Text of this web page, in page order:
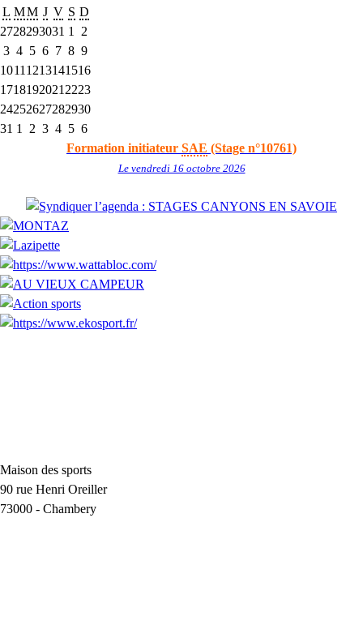
L MM J V S D
2728293031 1
2
3 4 5 6 7 8 9
1011 1213141516
1718192021 2223
24252627282930
31 1 2 3 4 5 6
Formation initiateur SAE (Stage n°10761)
Le vendredi 16 octobre 2026
Maison des sports
90 rue Henri Oreiller
73000 - Chambery